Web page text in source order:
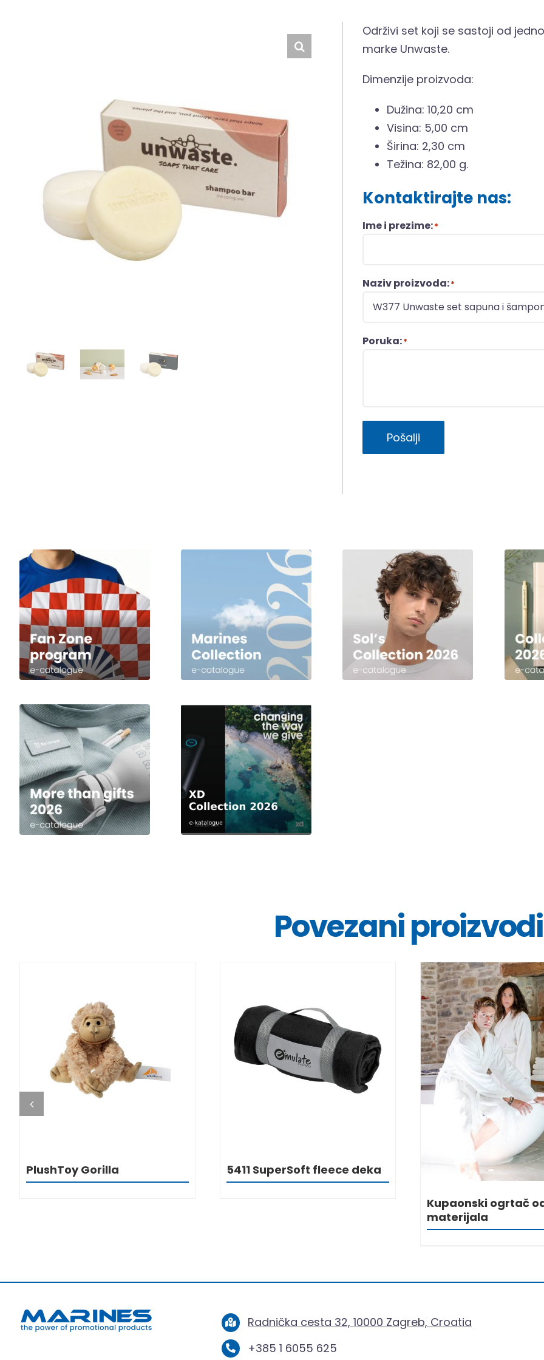
Održivi set koji se sastoji od
marke Unwaste.
Dimenzije proizvoda:
Dužina: 10,20 cm
Visina: 5,00 cm
Širina: 2,30 cm
Težina: 82,00 g.
Kontaktirajte nas:
Ime i prezime:*
Naziv proizvoda:*
Poruka:*
Pošalji
Povezani proizvodi
DETALJI
PlushToy Gorilla
DETALJI
5411 SuperSoft fleece deka
DETALJI
Kupaonski ogrtač
materijala
Radnička cesta 32, 10000 Zagreb, Croatia
+385 1 6055 625